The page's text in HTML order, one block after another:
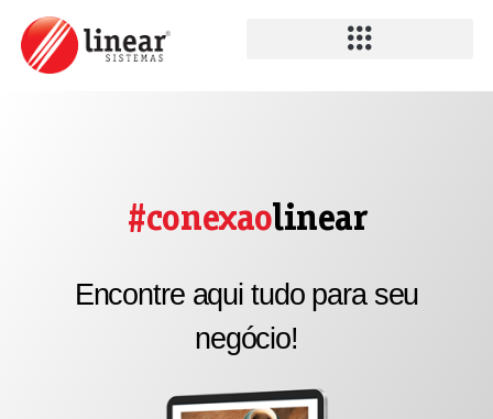
#conexaolinear
Encontre aqui tudo para seu
negócio!